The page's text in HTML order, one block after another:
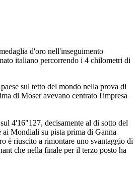
d'oro nell'inseguimento
italiano percorrendo i 4 chilometri di
sul tetto del mondo nella prova di
di Moser avevano centrato l'impresa
4'16"127, decisamente al di sotto del
Mondiali su pista prima di Ganna
è riuscito a rimontare uno svantaggio di
che nella finale per il terzo posto ha